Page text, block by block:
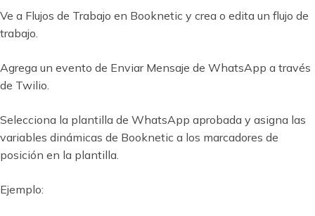
Ve a Flujos de Trabajo en Booknetic y crea o edita un flujo de
trabajo.
Agrega un evento de Enviar Mensaje de WhatsApp a través
de Twilio.
Selecciona la plantilla de WhatsApp aprobada y asigna las
variables dinámicas de Booknetic a los marcadores de
posición en la plantilla.
Ejemplo: